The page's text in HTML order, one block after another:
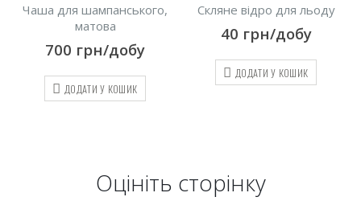
Чаша для шампанського,
матова
700 грн/добу
ДОДАТИ У КОШИК
Скляне відро для льоду
40 грн/добу
ДОДАТИ У КОШИК
Оцініть cторінку